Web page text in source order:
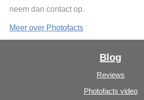
neem dan contact op.
Meer over Photofacts
Blog
Reviews
Photofacts video